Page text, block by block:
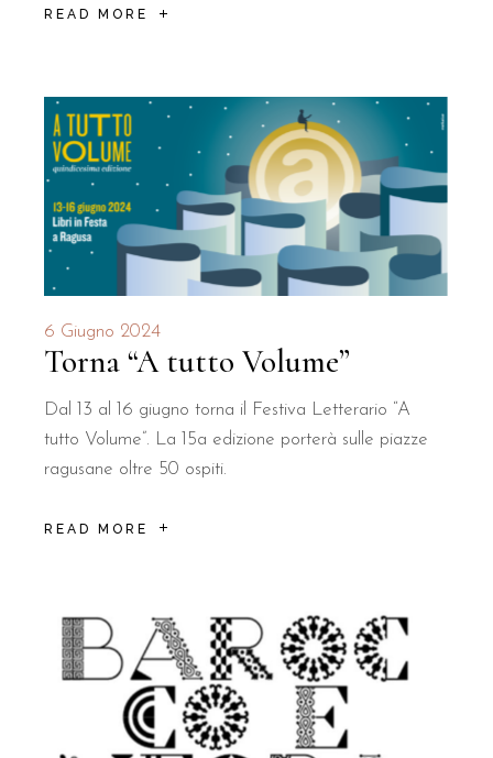
READ MORE
6 Giugno 2024
Torna “A tutto Volume”
Dal 13 al 16 giugno torna il Festiva Letterario “A
tutto Volume”. La 15a edizione porterà sulle piazze
ragusane oltre 50 ospiti.
READ MORE